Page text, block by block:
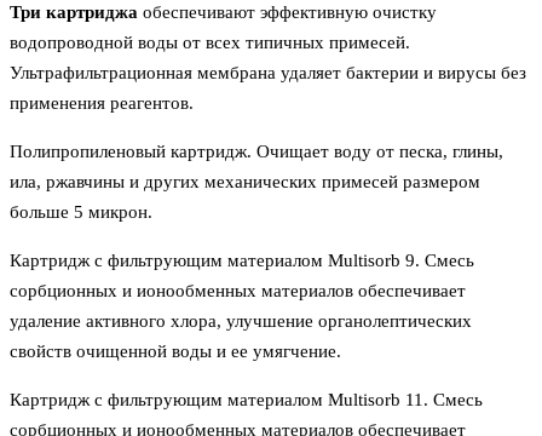
Три картриджа обеспечивают эффективную очистку
водопроводной воды от всех типичных примесей.
Ультрафильтрационная мембрана удаляет бактерии и вирусы без
применения реагентов.
Полипропиленовый картридж. Очищает воду от песка, глины,
ила, ржавчины и других механических примесей размером
больше 5 микрон.
Картридж с фильтрующим материалом Multisorb 9. Смесь
сорбционных и ионообменных материалов обеспечивает
удаление активного хлора, улучшение органолептических
свойств очищенной воды и ее умягчение.
Картридж с фильтрующим материалом Multisorb 11. Смесь
сорбционных и ионообменных материалов обеспечивает